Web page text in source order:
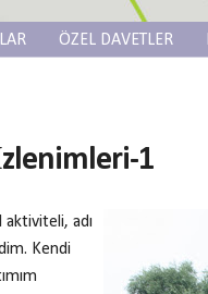
ÖZEL DAVETLER
1
adı
Kendi